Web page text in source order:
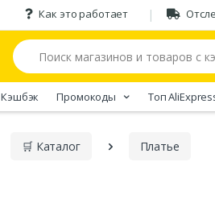
Как это работает
Кэшбэк Промокоды Tоп
🛒 Каталог Платье